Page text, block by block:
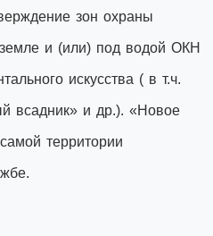
зон охраны
и (или) под водой ОКН
искусства ( в т.ч.
всадник» и др.). «Новое
территории